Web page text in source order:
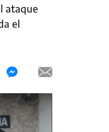
ataque
el